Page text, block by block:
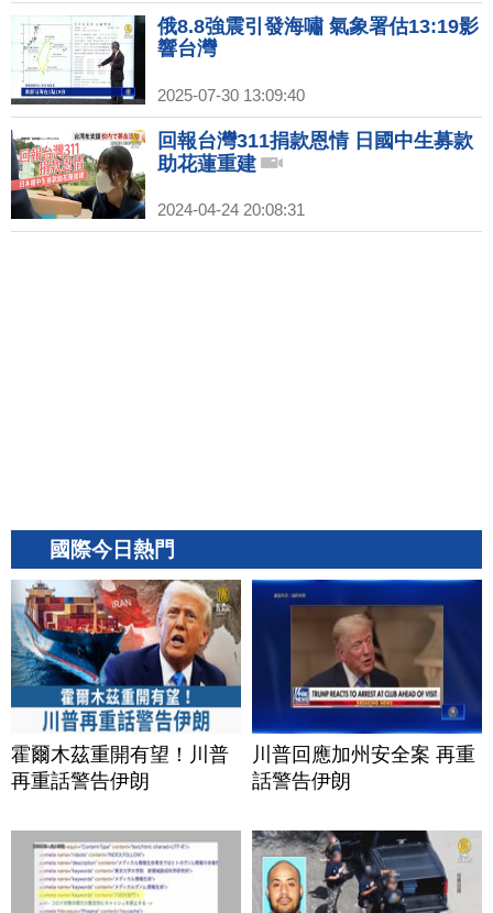
俄8.8強震引發海嘯 氣象署估13:19影
響台灣
2025-07-30 13:09:40
回報台灣311捐款恩情 日國中生募款
助花蓮重建
2024-04-24 20:08:31
國際今日熱門
霍爾木茲重開有望！川普
再重話警告伊朗
川普回應加州安全案 再重
話警告伊朗